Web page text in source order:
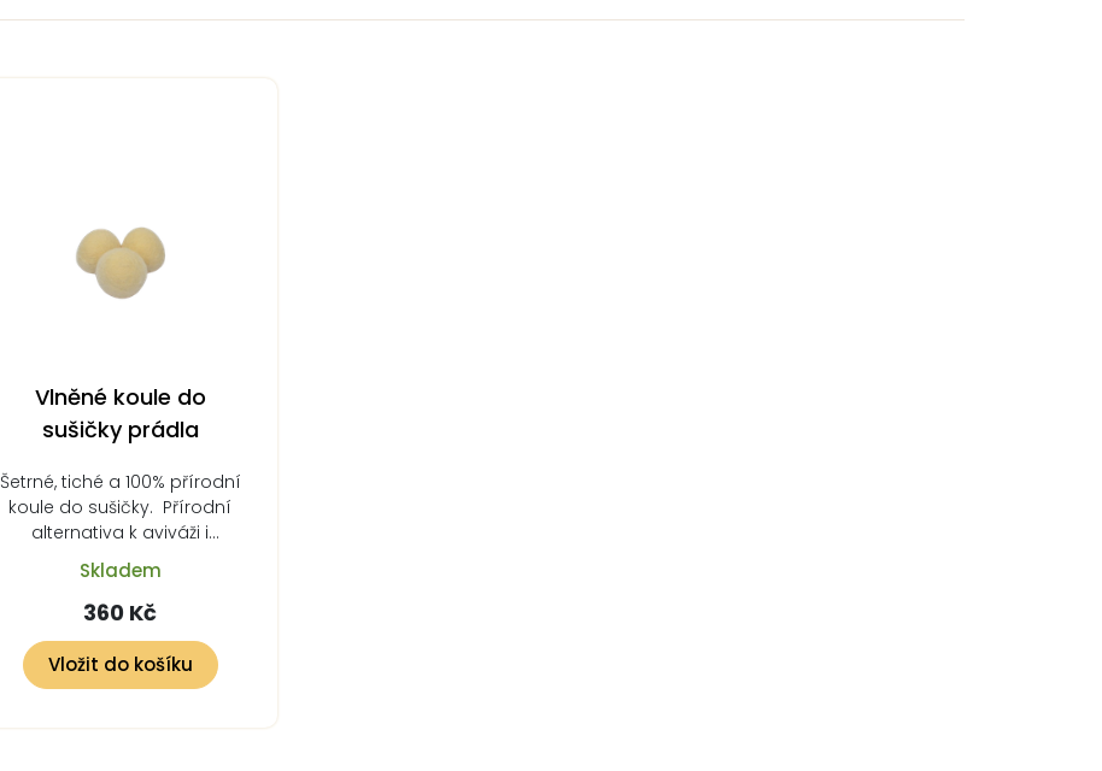
Vlněné koule do
sušičky prádla
Šetrné, tiché a 100% přírodní
koule do sušičky. Přírodní
alternativa k aviváži i
tenisákům.Vlněné…
Skladem
360 Kč
Vložit do košíku